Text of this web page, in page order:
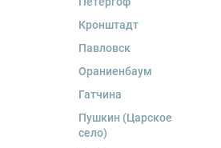
Кронштадт
Павловск
Ораниенбаум
Гатчина
Пушкин (Царское
село)